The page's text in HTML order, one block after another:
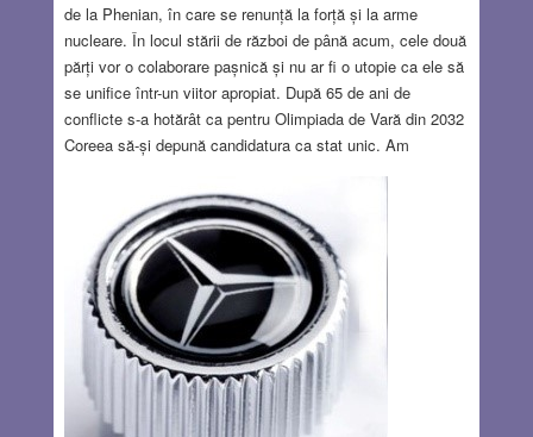
de la Phenian, în care se renunță la forță și la arme
nucleare. În locul stării de război de până acum, cele două
părți vor o colaborare pașnică și nu ar fi o utopie ca ele să
se unifice într-un viitor apropiat. După 65 de ani de
conflicte s-a hotărât ca pentru Olimpiada de Vară din 2032
Coreea să-și depună candidatura ca stat unic. Am
senzația de „déjà vu”: 1978, Acordul de pace de la Camp
David dintre Egipt și Israel; 1989, căderea Zidului
Berlinului, care a pus capăt cel puțin pentru o vreme
conflictului dintre cele două mari puteri și cele două pacturi
militare; septembrie 2018, semnarea acordului de pace
dintre Etiopia și Eritreea. Pesimiștii dintre cititori vor da din
mâini dezaprobator și mă vor numi optimist feroce.
Recunosc că nu vor greși.
Read more…